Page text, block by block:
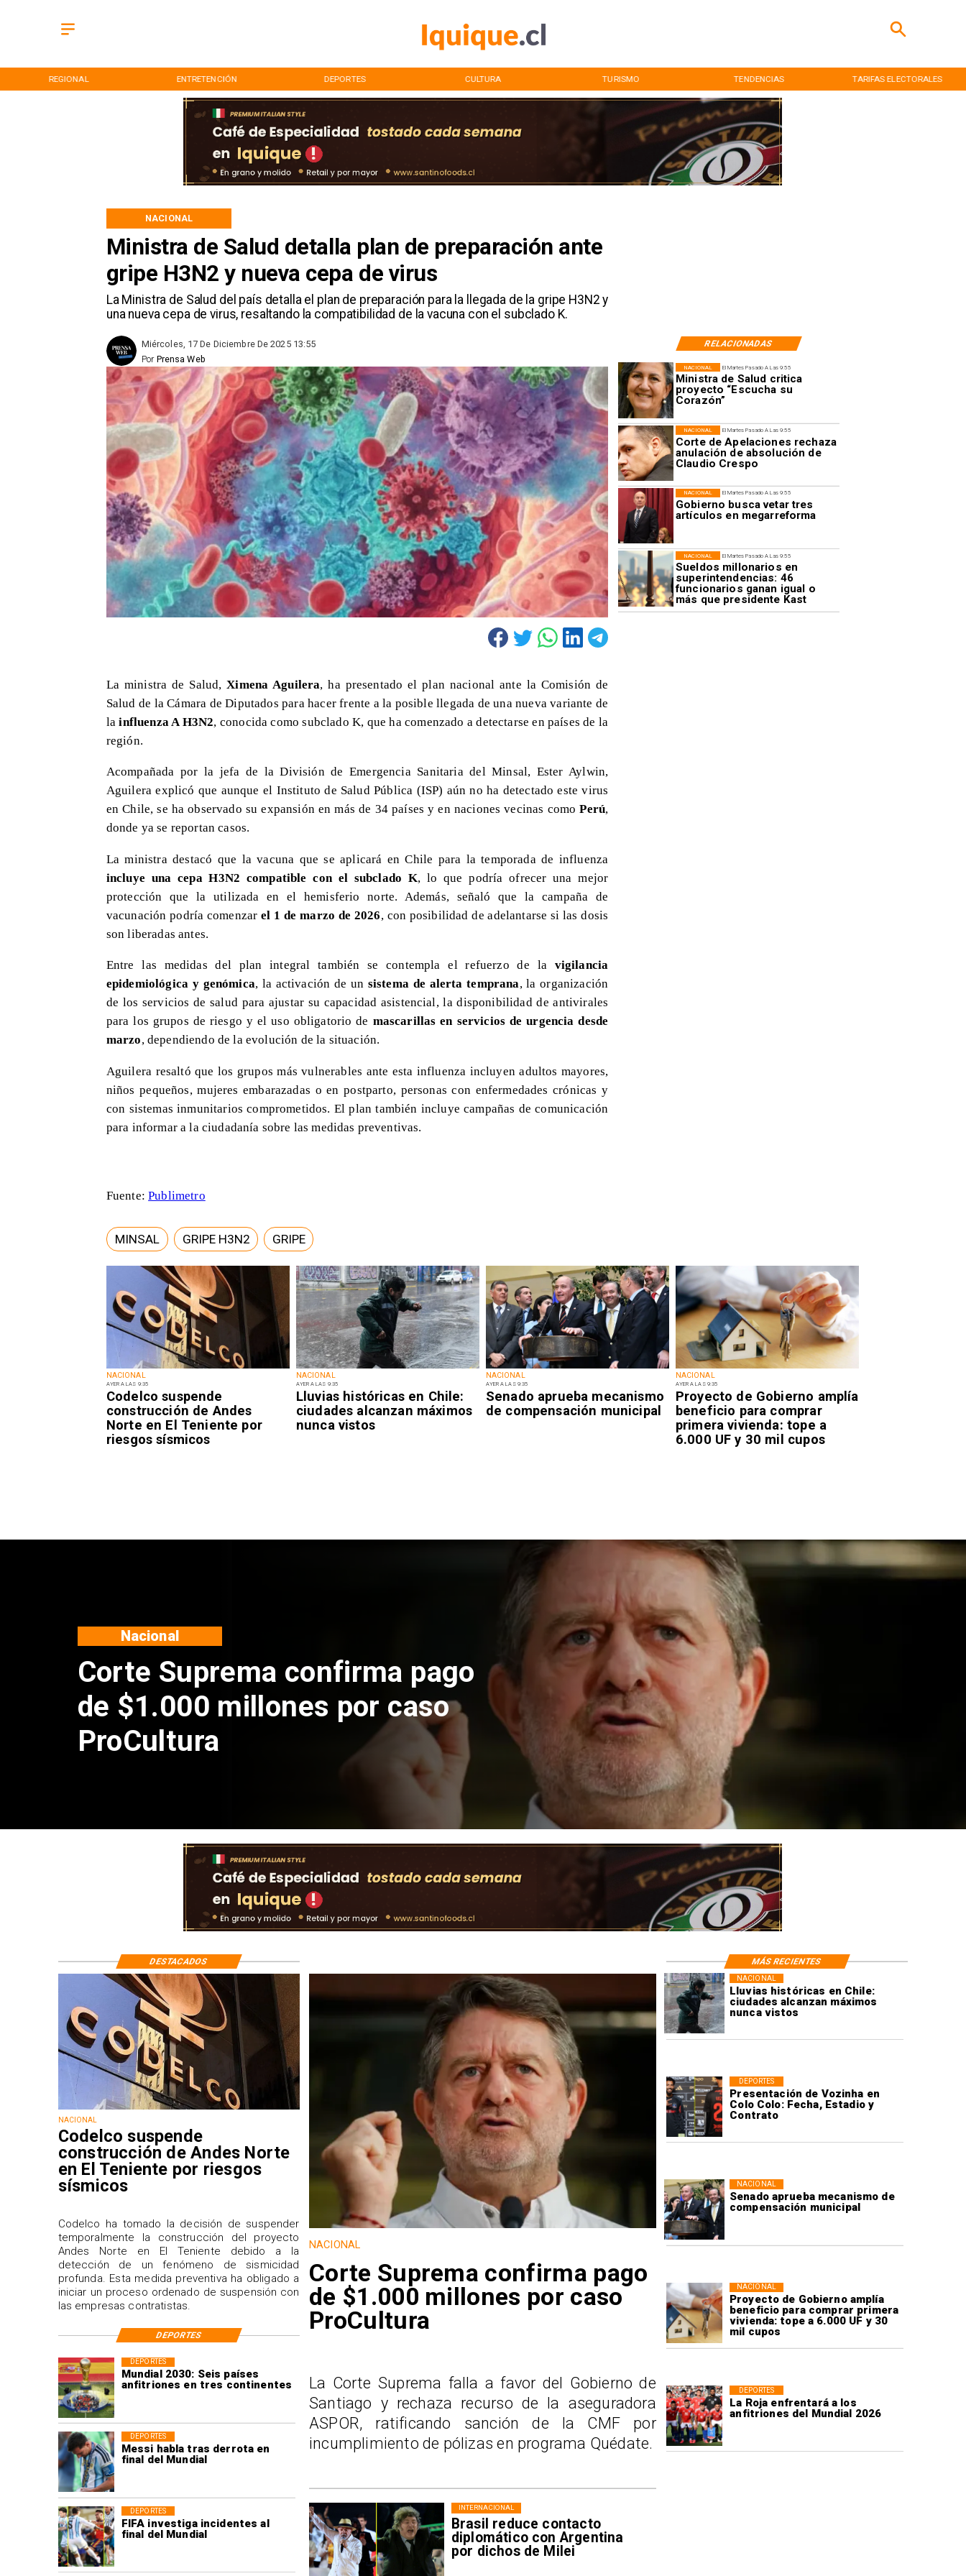
REGIONAL ENTRETENCIÓN DEPORTES CULTURA TURISMO TENDENCIAS TARIFAS ELECTORALES
Ministra de Salud detalla plan de preparación ante
gripe H3N2 y nueva cepa de virus
La Ministra de Salud del país detalla el plan de preparación para la llegada de la gripe H3N2 y
una nueva cepa de virus, resaltando la compatibilidad de la vacuna con el subclado K.
NACIONAL
RELACIONADAS
Miércoles, 17 De Diciembre De 2025 13:55
Prensa Web
Por
NACIONAL
AYER A LAS 9:35
Codelco suspende
construcción de Andes
Norte en El Teniente por
riesgos sísmicos
NACIONAL
AYER A LAS 9:35
Lluvias históricas en Chile:
ciudades alcanzan máximos
nunca vistos
NACIONAL
AYER A LAS 9:35
Senado aprueba mecanismo
de compensación municipal
NACIONAL
AYER A LAS 9:35
Proyecto de Gobierno amplía
beneficio para comprar
primera vivienda: tope a
6.000 UF y 30 mil cupos
El Martes Pasado A Las 9:55
Ministra de Salud critica
proyecto “Escucha su
Corazón”
NACIONAL
El Martes Pasado A Las 9:55
Corte de Apelaciones rechaza
anulación de absolución de
Claudio Crespo
NACIONAL
El Martes Pasado A Las 9:55
Gobierno busca vetar tres
artículos en megarreforma
NACIONAL
El Martes Pasado A Las 9:55
Sueldos millonarios en
superintendencias: 46
funcionarios ganan igual o
más que presidente Kast
NACIONAL
La ministra de Salud,Ximena Aguilera, ha presentado el plan nacional ante la Comisión de
Salud de la Cámara de Diputados para hacer frente a la posible llegada de una nueva variante de
lainfluenza A H3N2, conocida como subclado K, que ha comenzado a detectarse en países de la
región.
Acompañada por la jefa de la División de Emergencia Sanitaria del Minsal, Ester Aylwin,
Aguilera explicó que aunque el Instituto de Salud Pública (ISP) aún no ha detectado este virus
en Chile, se ha observado su expansión en más de 34 países y en naciones vecinas comoPerú,
donde ya se reportan casos.
La ministra destacó que la vacuna que se aplicará en Chile para la temporada de influenza
incluye una cepa H3N2 compatible con el subclado K, lo que podría ofrecer una mejor
protección que la utilizada en el hemisferio norte. Además, señaló que la campaña de
vacunación podría comenzarel 1 de marzo de 2026, con posibilidad de adelantarse si las dosis
son liberadas antes.
Entre las medidas del plan integral también se contempla el refuerzo de la vigilancia
epidemiológica y genómica, la activación de un sistema de alerta temprana, la organización
de los servicios de salud para ajustar su capacidad asistencial, la disponibilidad de antivirales
para los grupos de riesgo y el uso obligatorio de mascarillas en servicios de urgencia desde
marzo, dependiendo de la evolución de la situación.
Aguilera resaltó que los grupos más vulnerables ante esta influenza incluyen adultos mayores,
niños pequeños, mujeres embarazadas o en postparto, personas con enfermedades crónicas y
con sistemas inmunitarios comprometidos. El plan también incluye campañas de comunicación
para informar a la ciudadanía sobre las medidas preventivas.
Fuente:Publimetro
MINSAL GRIPE H3N2 GRIPE
Codelco suspende construcción
de Andes Norte en El Teniente
por riesgos sísmicos
Nacional
Lluvias históricas en Chile:
ciudades alcanzan máximos
nunca vistos
NACIONAL
Presentación de Vozinha en
Colo Colo: Fecha, Estadio y
Contrato
DEPORTES
Senado aprueba mecanismo de
compensación municipal
NACIONAL
Proyecto de Gobierno amplía
beneficio para comprar primera
vivienda: tope a 6.000 UF y 30
mil cupos
NACIONAL
La Roja enfrentará a los
anfitriones del Mundial 2026
DEPORTES
Mundial 2030: Seis países
anfitriones en tres continentes
DEPORTES
Messi habla tras derrota en
final del Mundial
DEPORTES
FIFA investiga incidentes al
final del Mundial
DEPORTES
Brasil reduce contacto
diplomático con Argentina
por dichos de Milei
INTERNACIONAL
NACIONAL
Codelco suspende
construcción de Andes Norte
en El Teniente por riesgos
sísmicos
Codelco ha tomado la decisión de suspender
temporalmente la construcción del proyecto
Andes Norte en El Teniente debido a la
detección de un fenómeno de sismicidad
profunda. Esta medida preventiva ha obligado a
iniciar un proceso ordenado de suspensión con
las empresas contratistas.
NACIONAL
Corte Suprema confirma pago
de $1.000 millones por caso
ProCultura
La Corte Suprema falla a favor del Gobierno de
Santiago y rechaza recurso de la aseguradora
ASPOR, ratificando sanción de la CMF por
incumplimiento de pólizas en programa Quédate.
DESTACADOS MÁS RECIENTES
DEPORTES